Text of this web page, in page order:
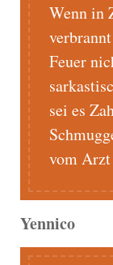
Wenn in
Feuer
sei es
vom
Yennico